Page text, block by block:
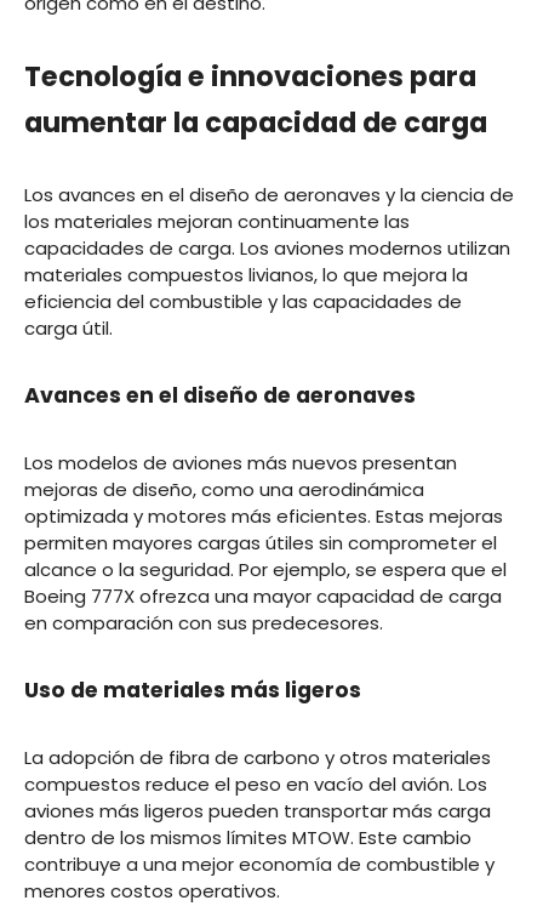
Tecnología e innovaciones para
aumentar la capacidad de carga
Los avances en el diseño de aeronaves y la ciencia de
los materiales mejoran continuamente las
capacidades de carga. Los aviones modernos utilizan
materiales compuestos livianos, lo que mejora la
eficiencia del combustible y las capacidades de
carga útil.
Avances en el diseño de aeronaves
Los modelos de aviones más nuevos presentan
mejoras de diseño, como una aerodinámica
optimizada y motores más eficientes. Estas mejoras
permiten mayores cargas útiles sin comprometer el
alcance o la seguridad. Por ejemplo, se espera que el
Boeing 777X ofrezca una mayor capacidad de carga
en comparación con sus predecesores.
Uso de materiales más ligeros
La adopción de fibra de carbono y otros materiales
compuestos reduce el peso en vacío del avión. Los
aviones más ligeros pueden transportar más carga
dentro de los mismos límites MTOW. Este cambio
contribuye a una mejor economía de combustible y
menores costos operativos.